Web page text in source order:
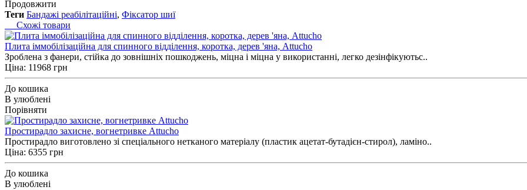
Продовжити
Теги Бандажі реабілітаційні, Фіксатор шиї
Схожі товари
Плита іммобілізаційна для спинного відділення, коротка, дерев 'яна, Attucho
Зроблена з фанери, стійка до зовнішніх пошкоджень, міцна і міцна у використанні, легко дезінфікуютьс..
Ціна: 11968 грн
До кошика
В улюблені
Порівняти
Простирадло захисне, вогнетривке Attucho
Простирадло виготовлено зі спеціального нетканого матеріалу (пластик ацетат-бутадієн-стирол), ламіно..
Ціна: 6355 грн
До кошика
В улюблені